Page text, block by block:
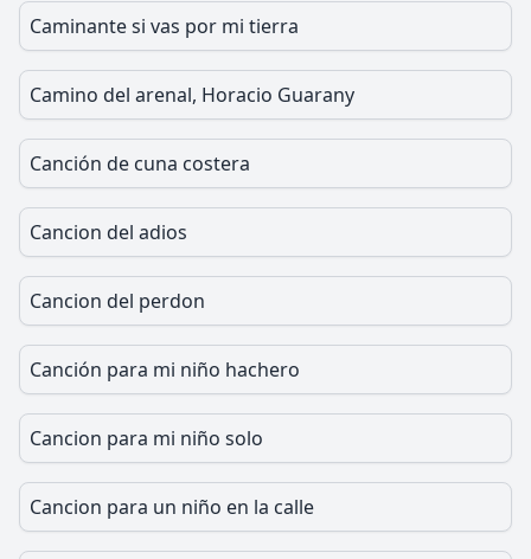
Caminante si vas por mi tierra
Camino del arenal, Horacio Guarany
Canción de cuna costera
Cancion del adios
Cancion del perdon
Canción para mi niño hachero
Cancion para mi niño solo
Cancion para un niño en la calle